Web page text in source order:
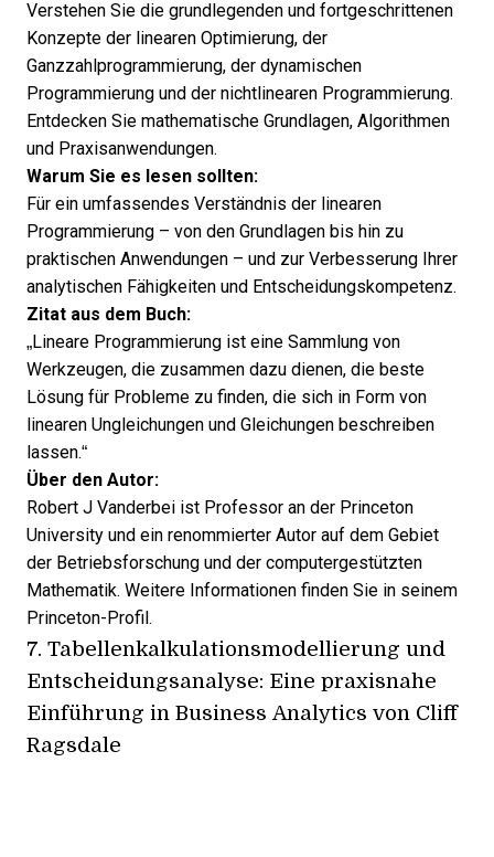
Verstehen Sie die grundlegenden und fortgeschrittenen
Konzepte der linearen Optimierung, der
Ganzzahlprogrammierung, der dynamischen
Programmierung und der nichtlinearen Programmierung.
Entdecken Sie mathematische Grundlagen, Algorithmen
und Praxisanwendungen.
Warum Sie es lesen sollten:
Für ein umfassendes Verständnis der linearen
Programmierung – von den Grundlagen bis hin zu
praktischen Anwendungen – und zur Verbesserung Ihrer
analytischen Fähigkeiten und Entscheidungskompetenz.
Zitat aus dem Buch:
„Lineare Programmierung ist eine Sammlung von
Werkzeugen, die zusammen dazu dienen, die beste
Lösung für Probleme zu finden, die sich in Form von
linearen Ungleichungen und Gleichungen beschreiben
lassen.“
Über den Autor:
Robert J Vanderbei ist Professor an der Princeton
University und ein renommierter Autor auf dem Gebiet
der Betriebsforschung und der computergestützten
Mathematik. Weitere Informationen finden Sie in seinem
Princeton-Profil .
7. Tabellenkalkulationsmodellierung und
Entscheidungsanalyse: Eine praxisnahe
Einführung in Business Analytics von Cliff
Ragsdale